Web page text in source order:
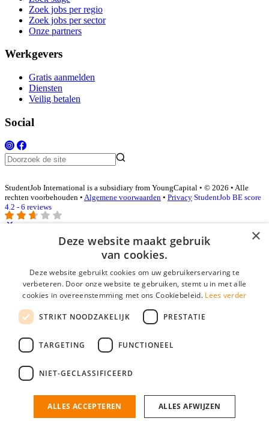
Zoek jobs per regio
Zoek jobs per sector
Onze partners
Werkgevers
Gratis aanmelden
Diensten
Veilig betalen
Social
StudentJob International is a subsidiary from YoungCapital • © 2026 • Alle
rechten voorbehouden • Algemene voorwaarden • Privacy StudentJob BE score
4.2 - 6 reviews
E-mail*
Wachtwoord
login gegevens onthouden
login
Bedrijf aanmelden
nieuwe collega/werknemer zo gevonden!
×
Deze website maakt gebruik
van cookies.
Deze website gebruikt cookies om uw gebruikerservaring te
verbeteren. Door onze website te gebruiken, stemt u in met alle
cookies in overeenstemming met ons Cookiebeleid. Lees verder
STRIKT NOODZAKELIJK PRESTATIE
TARGETING FUNCTIONEEL
NIET-GECLASSIFICEERD
ALLES ACCEPTEREN ALLES AFWIJZEN